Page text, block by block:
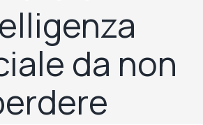
da non